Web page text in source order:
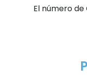
El número de